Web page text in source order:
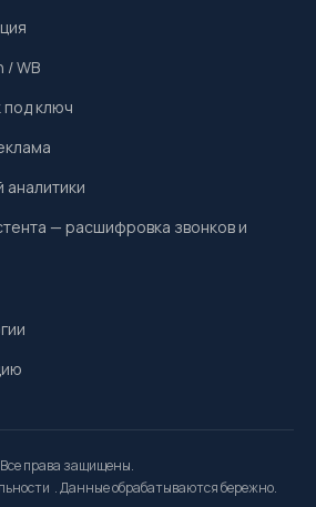
/ WB
под ключ
аналитики
— расшифровка звонков и
права защищены.
. Данные обрабатываются бережно.